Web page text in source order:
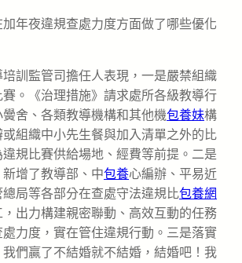
加年夜違規查處力度方面做了哪些優化
訓監管司擔任人表現，一是嚴禁組織
。《治理措施》請求處所各級教導行
舍、各類教導機構和其他機包養妹構
組織中小先生餐與加入清單之外的比
規比賽供給場地、經費等前提。二是
增了教導部、中包養心編辦、平易近
局等各部分在查處守法違規比包養網
出力構建親密聯動、高效互動的任務
力度，實在管住違規行動。三是落實
們贏了不結婚就不結婚，結婚吧！我